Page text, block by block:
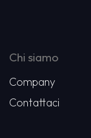
Chi siamo
Company
Contattaci